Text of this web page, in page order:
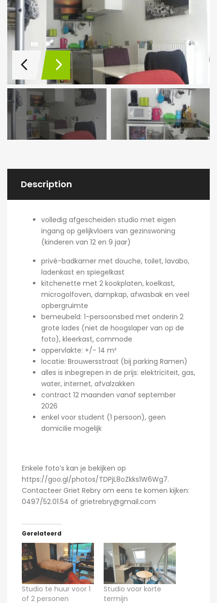
Description
volledig afgescheiden studio met eigen
ingang op gelijkvloers van gezinswoning
(kinderen van 12 en 9 jaar)
privé-badkamer met douche, toilet, lavabo,
ladenkast en spiegelkast
kitchenette met 2 kookplaten, koelkast,
microgolfoven, dampkap, afwasbak en veel
opbergruimte
bemeubeld: 1-persoonsbed met onderin 2
grote lades (niet de hoogslaper van op de
foto), kleerkast, commode
oppervlakte: +/- 14 m²
locatie: Brouwersstraat (bij parking Ramen)
alles is inbegrepen in de prijs: elektriciteit, gas,
water, internet, afvalzakken
contract 12 maanden vanaf september
2026
enkel voor student (1 persoon), geen
domicilie mogelijk
Enkele foto’s kan je bekijken op
https://goo.gl/photos/TDPjL8oZkks1W6Wg7.
Contacteer Griet Rebry om eens te komen kijken:
0497/52.01.54 of grietrebry@gmail.com
Gerelateerd
Studio te huur voor 1
of 2 personen
Studio voor korte
termijn